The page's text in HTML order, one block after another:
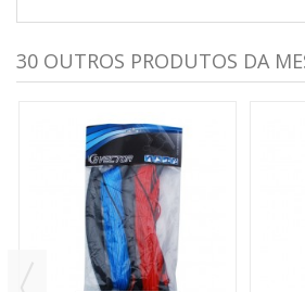
30 OUTROS PRODUTOS DA